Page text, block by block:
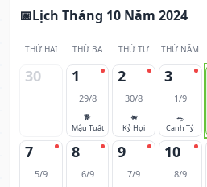
Lịch Tháng 10 Năm 2024
THỨ HAI THỨ BA THỨ TƯ THỨ NĂM
30 1
29/8
🐕
Mậu Tuất
2
30/8
🐖
Kỷ Hợi
3
1/9
🐀
Canh Tý
7
5/9
8
6/9
9
7/9
10
8/9